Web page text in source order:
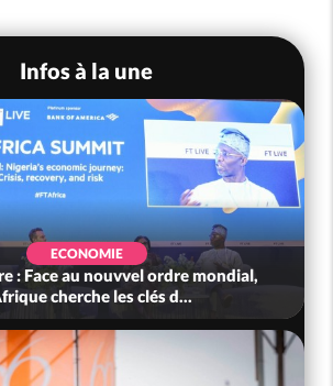
Infos à la une
ECONOMIE
: Face au nouvvel ordre mondial,
cherche les clés d...